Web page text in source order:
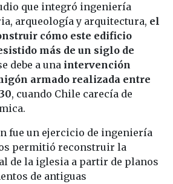
que integró ingeniería
arqueología y arquitectura, el
cómo este edificio
más de un siglo de
debe a una intervención
armado realizada entre
, cuando Chile carecía de
fue un ejercicio de ingeniería
permitió reconstruir la
de la iglesia a partir de planos
de antiguas